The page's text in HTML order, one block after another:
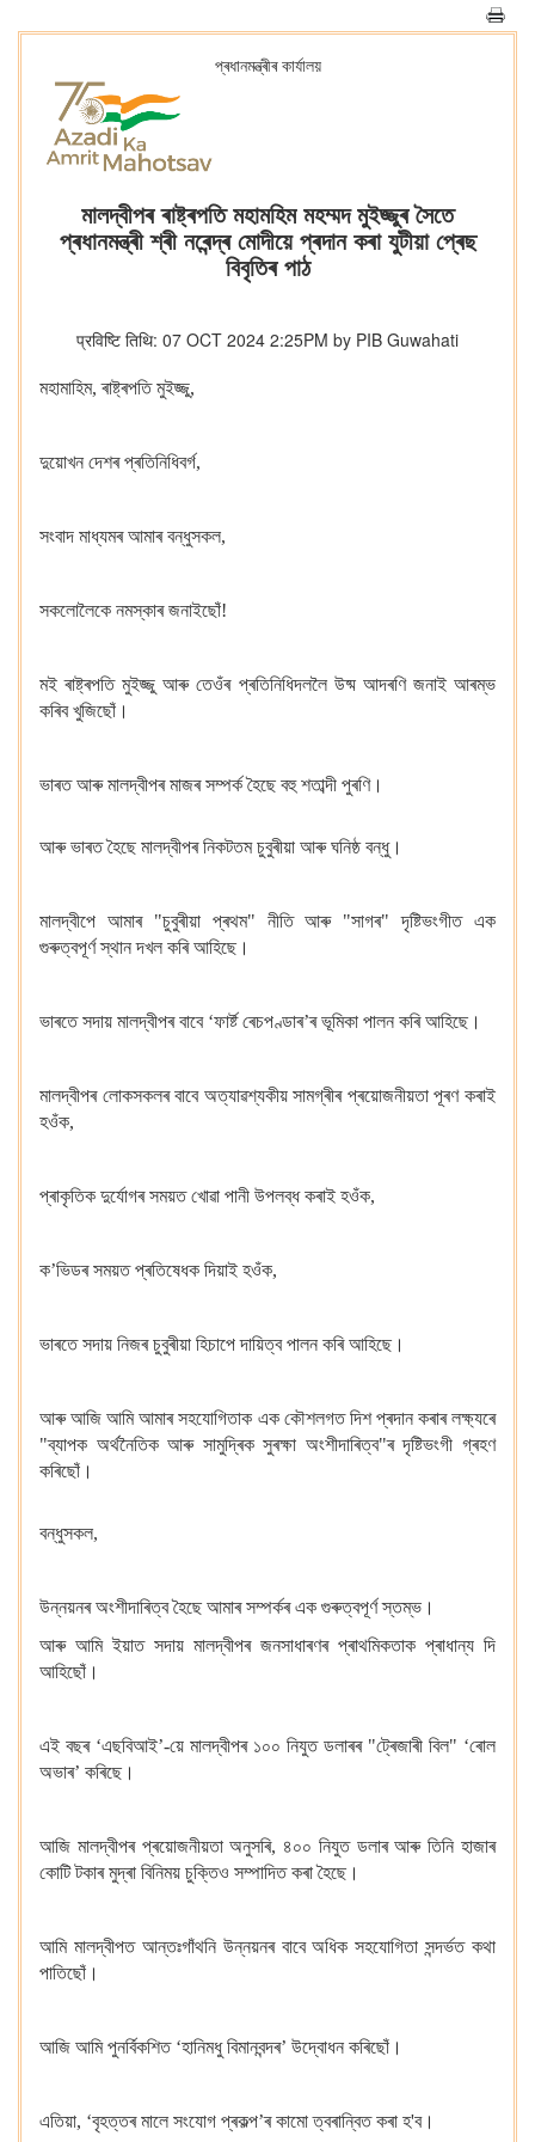
প্ৰধানমন্ত্ৰীৰ কাৰ্যালয়
মালদ্বীপৰ ৰাষ্ট্ৰপতি মহামহিম মহম্মদ মুইজ্জুৰ সৈতে
প্ৰধানমন্ত্ৰী শ্ৰী নৰেন্দ্ৰ মোদীয়ে প্ৰদান কৰা যুটীয়া প্ৰেছ
বিবৃতিৰ পাঠ
प्रविष्टि तिथि: 07 OCT 2024 2:25PM by PIB Guwahati
মহামাহিম, ৰাষ্ট্ৰপতি মুইজ্জু,
দুয়োখন দেশৰ প্ৰতিনিধিবৰ্গ,
সংবাদ মাধ্যমৰ আমাৰ বন্ধুসকল,
সকলোলৈকে নমস্কাৰ জনাইছোঁ!
মই ৰাষ্ট্ৰপতি মুইজ্জু আৰু তেওঁৰ প্ৰতিনিধিদললৈ উষ্ম আদৰণি জনাই আৰম্ভ
কৰিব খুজিছোঁ।
ভাৰত আৰু মালদ্বীপৰ মাজৰ সম্পৰ্ক হৈছে বহু শতাব্দী পুৰণি।
আৰু ভাৰত হৈছে মালদ্বীপৰ নিকটতম চুবুৰীয়া আৰু ঘনিষ্ঠ বন্ধু।
মালদ্বীপে আমাৰ "চুবুৰীয়া প্ৰথম" নীতি আৰু "সাগৰ" দৃষ্টিভংগীত এক
গুৰুত্বপূৰ্ণ স্থান দখল কৰি আহিছে।
ভাৰতে সদায় মালদ্বীপৰ বাবে ‘ফাৰ্ষ্ট ৰেচপণ্ডাৰ’ৰ ভূমিকা পালন কৰি আহিছে।
মালদ্বীপৰ লোকসকলৰ বাবে অত্যাৱশ্যকীয় সামগ্ৰীৰ প্ৰয়োজনীয়তা পূৰণ কৰাই
হওঁক,
প্ৰাকৃতিক দুৰ্যোগৰ সময়ত খোৱা পানী উপলব্ধ কৰাই হওঁক,
ক’ভিডৰ সময়ত প্ৰতিষেধক দিয়াই হওঁক,
ভাৰতে সদায় নিজৰ চুবুৰীয়া হিচাপে দায়িত্ব পালন কৰি আহিছে।
আৰু আজি আমি আমাৰ সহযোগিতাক এক কৌশলগত দিশ প্ৰদান কৰাৰ লক্ষ্যৰে
"ব্যাপক অৰ্থনৈতিক আৰু সামুদ্ৰিক সুৰক্ষা অংশীদাৰিত্ব"ৰ দৃষ্টিভংগী গ্ৰহণ
কৰিছোঁ।
বন্ধুসকল,
উন্নয়নৰ অংশীদাৰিত্ব হৈছে আমাৰ সম্পৰ্কৰ এক গুৰুত্বপূৰ্ণ স্তম্ভ।
আৰু আমি ইয়াত সদায় মালদ্বীপৰ জনসাধাৰণৰ প্ৰাথমিকতাক প্ৰাধান্য দি
আহিছোঁ।
এই বছৰ ‘এছবিআই’-য়ে মালদ্বীপৰ ১০০ নিযুত ডলাৰৰ "ট্ৰেজাৰী বিল" ‘ৰোল
অভাৰ’ কৰিছে।
আজি মালদ্বীপৰ প্ৰয়োজনীয়তা অনুসৰি, ৪০০ নিযুত ডলাৰ আৰু তিনি হাজাৰ
কোটি টকাৰ মুদ্ৰা বিনিময় চুক্তিও সম্পাদিত কৰা হৈছে।
আমি মালদ্বীপত আন্তঃগাঁথনি উন্নয়নৰ বাবে অধিক সহযোগিতা সন্দৰ্ভত কথা
পাতিছোঁ।
আজি আমি পুনৰ্বিকশিত ‘হানিমধু বিমানবন্দৰ’ উদ্বোধন কৰিছোঁ।
এতিয়া, ‘বৃহত্তৰ মালে সংযোগ প্ৰকল্প’ৰ কামো ত্বৰান্বিত কৰা হ'ব।